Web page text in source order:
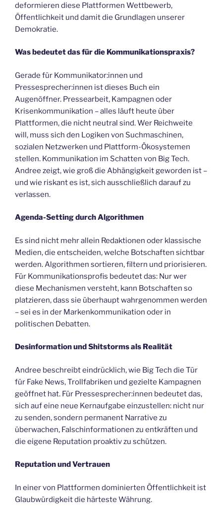
deformieren diese Plattformen Wettbewerb,
Öffentlichkeit und damit die Grundlagen unserer
Demokratie.
Was bedeutet das für die Kommunikationspraxis?
Gerade für Kommunikator:innen und
Pressesprecher:innen ist dieses Buch ein
Augenöffner. Pressearbeit, Kampagnen oder
Krisenkommunikation – alles läuft heute über
Plattformen, die nicht neutral sind. Wer Reichweite
will, muss sich den Logiken von Suchmaschinen,
sozialen Netzwerken und Plattform-Ökosystemen
stellen. Kommunikation im Schatten von Big Tech.
Andree zeigt, wie groß die Abhängigkeit geworden ist –
und wie riskant es ist, sich ausschließlich darauf zu
verlassen.
Agenda-Setting durch Algorithmen
Es sind nicht mehr allein Redaktionen oder klassische
Medien, die entscheiden, welche Botschaften sichtbar
werden. Algorithmen sortieren, filtern und priorisieren.
Für Kommunikationsprofis bedeutet das: Nur wer
diese Mechanismen versteht, kann Botschaften so
platzieren, dass sie überhaupt wahrgenommen werden
– sei es in der Markenkommunikation oder in
politischen Debatten.
Desinformation und Shitstorms als Realität
Andree beschreibt eindrücklich, wie Big Tech die Tür
für Fake News, Trollfabriken und gezielte Kampagnen
geöffnet hat. Für Pressesprecher:innen bedeutet das,
sich auf eine neue Kernaufgabe einzustellen: nicht nur
zu senden, sondern permanent Narrative zu
überwachen, Falschinformationen zu entkräften und
die eigene Reputation proaktiv zu schützen.
Reputation und Vertrauen
In einer von Plattformen dominierten Öffentlichkeit ist
Glaubwürdigkeit die härteste Währung.